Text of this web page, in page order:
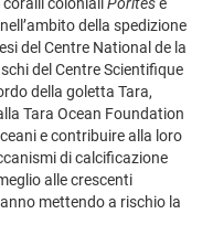
della spedizione
del Centre National de la
del Centre Scientifique
della goletta Tara,
Tara Ocean Foundation
e contribuire alla loro
di calcificazione
alle crescenti
mettendo a rischio la